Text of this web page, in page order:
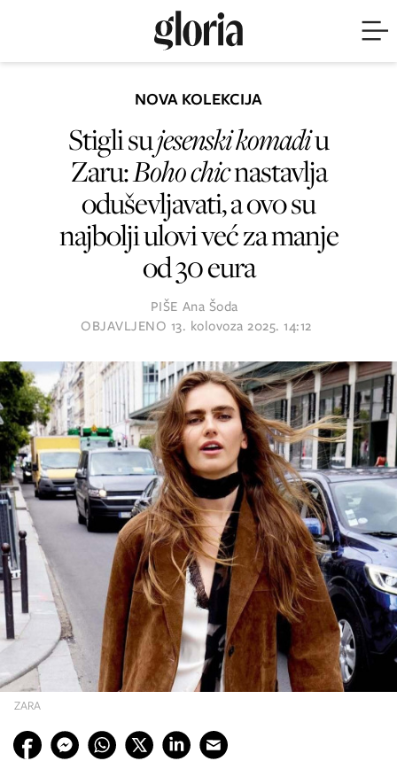
ZARA
NOVA KOLEKCIJA
Stigli sujesenski komadiu
Zaru:Boho chicnastavlja
oduševljavati, a ovo su
najbolji ulovi već za manje
od 30 eura
PIŠE Ana Šoda
OBJAVLJENO 13. kolovoza 2025. 14:12